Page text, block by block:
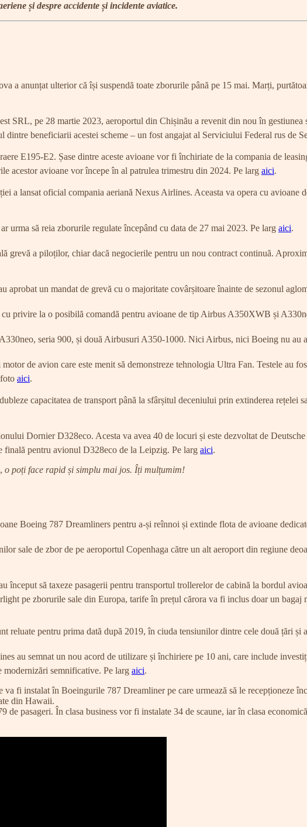
și despre accidente și incidente aviatice.
a anunțat ulterior că își suspendă toate zborurile până pe 15 mai. Marți,
SRL, pe 28 martie 2023, aeroportul din Chișinău a revenit din nou în
beneficiarii acestei scheme – un fost angajat al Serviciului Federal rus de
E195-E2. Șase dintre aceste avioane vor fi închiriate de la compania de
acestor avioane vor începe în al patrulea trimestru din 2024. Pe larg aici.
a lansat oficial compania aeriană Nexus Airlines. Aceasta va opera cu avioane
urma să reia zborurile regulate începând cu data de 27 mai 2023. Pe larg aici.
grevă a piloților, chiar dacă negocierile pentru un nou contract continuă.
un mandat de grevă cu o majoritate covârșitoare înainte de sezonul
privire la o posibilă comandă pentru avioane de tip Airbus A350XWB și
seria 900, și două Airbusuri A350-1000. Nici Airbus, nici Boeing nu au
de avion care este menit să demonstreze tehnologia Ultra Fan. Testele au
aici.
capacitatea de transport până la sfârșitul deceniului prin extinderea rețelei
Dornier D328eco. Acesta va avea 40 de locuri și este dezvoltat de
finală pentru avionul D328eco de la Leipzig. Pe larg aici.
, o poți face rapid și simplu mai jos. Îți mulțumim!
Boeing 787 Dreamliners pentru a-și reînnoi și extinde flota de avioane
sale de zbor de pe aeroportul Copenhaga către un alt aeroport din regiune
început să taxeze pasagerii pentru transportul trollerelor de cabină la bordul
pe zborurile sale din Europa, tarife în prețul cărora va fi inclus doar un bagaj
reluate pentru prima dată după 2019, în ciuda tensiunilor dintre cele două țări și
au semnat un nou acord de utilizare și închiriere pe 10 ani, care include
semnificative. Pe larg aici.
fi instalat în Boeingurile 787 Dreamliner pe care urmează să le recepționeze
din Hawaii.
În clasa business vor fi instalate 34 de scaune, iar în clasa